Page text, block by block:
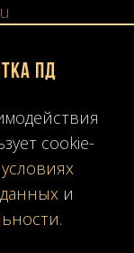
ПД
cookie-
условиях
и
.